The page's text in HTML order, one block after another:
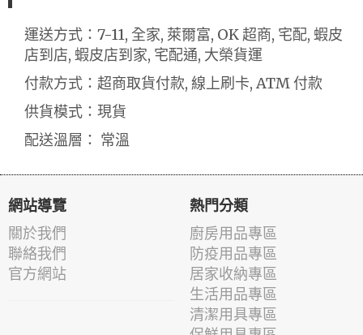
運送方式：7-11, 全家, 萊爾富, OK 超商, 宅配, 蝦皮
店到店, 蝦皮店到家, 宅配通, 大榮貨運
付款方式：超商取貨付款, 線上刷卡, ATM 付款
供貨模式：現貨
配送溫層： 常溫
網站導覽
關於我們
聯絡我們
官方網站
熱門分類
廚房用品專區
防疫用品專區
居家收納專區
生活用品專區
清潔用具專區